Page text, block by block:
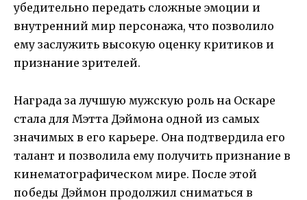
убедительно передать сложные эмоции и
внутренний мир персонажа, что позволило
ему заслужить высокую оценку критиков и
признание зрителей.
Награда за лучшую мужскую роль на Оскаре
стала для Мэтта Дэймона одной из самых
значимых в его карьере. Она подтвердила его
талант и позволила ему получить признание в
кинематографическом мире. После этой
победы Дэймон продолжил сниматься в